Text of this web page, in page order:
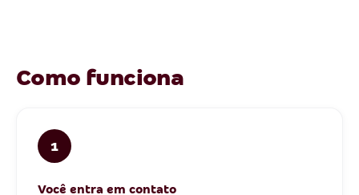
Como funciona
1
Você entra em contato